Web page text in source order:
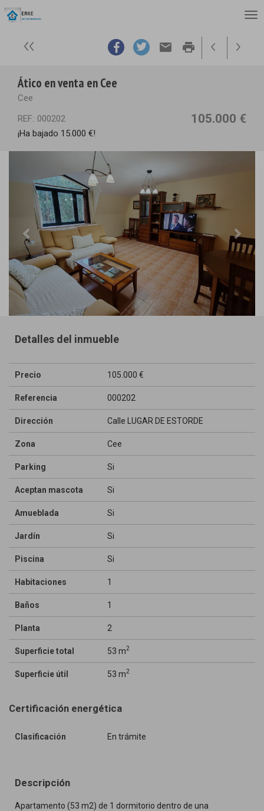
email print
Ático en venta en Cee
Cee
REF.: 000202
105.000 €
¡Ha bajado 15.000 €!
Detalles del inmueble
Precio 105.000 €
Referencia 000202
Dirección Calle LUGAR DE ESTORDE
Zona Cee
Parking Si
Aceptan mascota Si
Amueblada Si
Jardín Si
Piscina Si
Habitaciones 1
Baños 1
Planta 2
Superficie total 53 m2
Superficie útil 53 m2
Certificación energética
Clasificación En trámite
Descripción
Apartamento (53 m2) de 1 dormitorio dentro de una